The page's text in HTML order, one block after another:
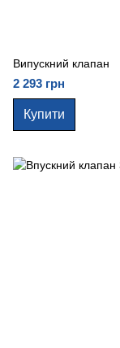
Випускний клапан
2 293 грн
Купити